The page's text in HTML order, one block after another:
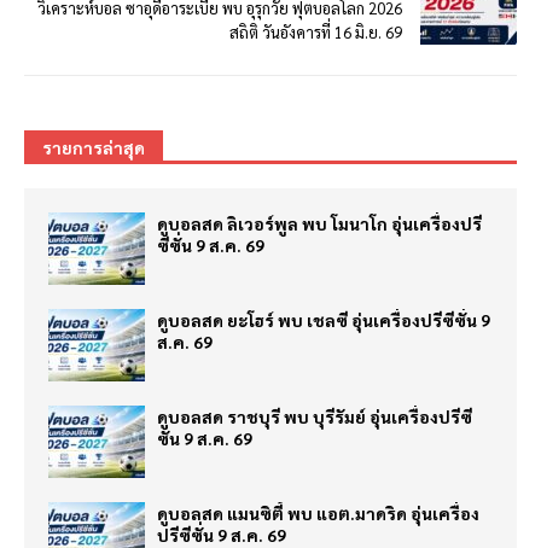
วิเคราะห์บอล ซาอุดีอาระเบีย พบ อุรุกวัย ฟุตบอลโลก 2026
สถิติ วันอังคารที่ 16 มิ.ย. 69
รายการล่าสุด
ดูบอลสด ลิเวอร์พูล พบ โมนาโก อุ่นเครื่องปรี
ซีซั่น 9 ส.ค. 69
ดูบอลสด ยะโฮร์ พบ เชลซี อุ่นเครื่องปรีซีซั่น 9
ส.ค. 69
ดูบอลสด ราชบุรี พบ บุรีรัมย์ อุ่นเครื่องปรีซี
ซั่น 9 ส.ค. 69
ดูบอลสด แมนซิตี้ พบ แอต.มาดริด อุ่นเครื่อง
ปรีซีซั่น 9 ส.ค. 69